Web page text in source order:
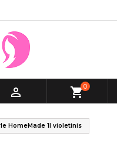
 shopping_cart0
HomeMade 1l violetinis